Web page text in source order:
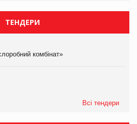
ТЕНДЕРИ
комбінат»
Всі тендери